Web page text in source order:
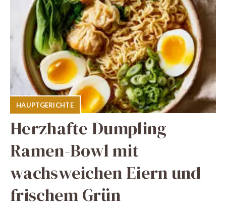
HAUPTGERICHTE
Herzhafte Dumpling-
Ramen-Bowl mit
wachsweichen Eiern und
frischem Grün